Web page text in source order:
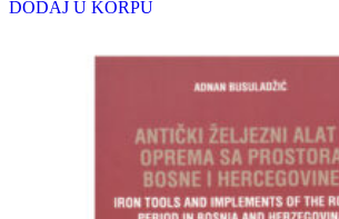
DODAJ U KORPU